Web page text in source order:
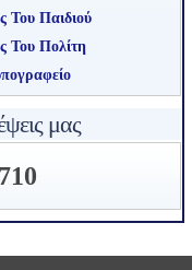
Του Παιδιού
Του Πολίτη
μας